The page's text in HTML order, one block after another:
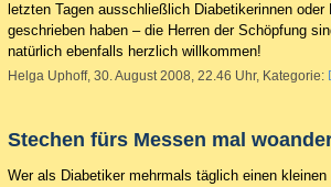
letzten Tagen ausschließlich Diabetikerinnen
geschrieben haben – die Herren der Schöpfung
natürlich ebenfalls herzlich willkommen!
Helga Uphoff, 30. August 2008, 22.46 Uhr, Kategorie:
Stechen fürs Messen mal
Wer als Diabetiker mehrmals täglich einen